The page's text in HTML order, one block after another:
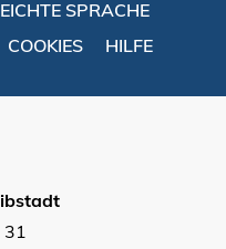
SPRACHE
COOKIES HILFE